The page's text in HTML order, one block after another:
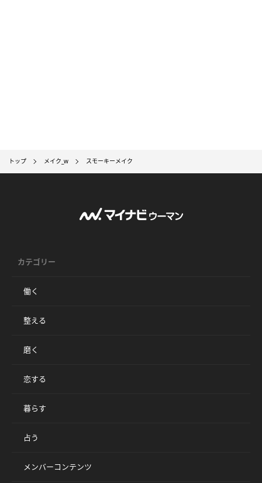
トップ メイク_w スモーキーメイク
カテゴリー
働く
整える
磨く
恋する
暮らす
占う
メンバーコンテンツ